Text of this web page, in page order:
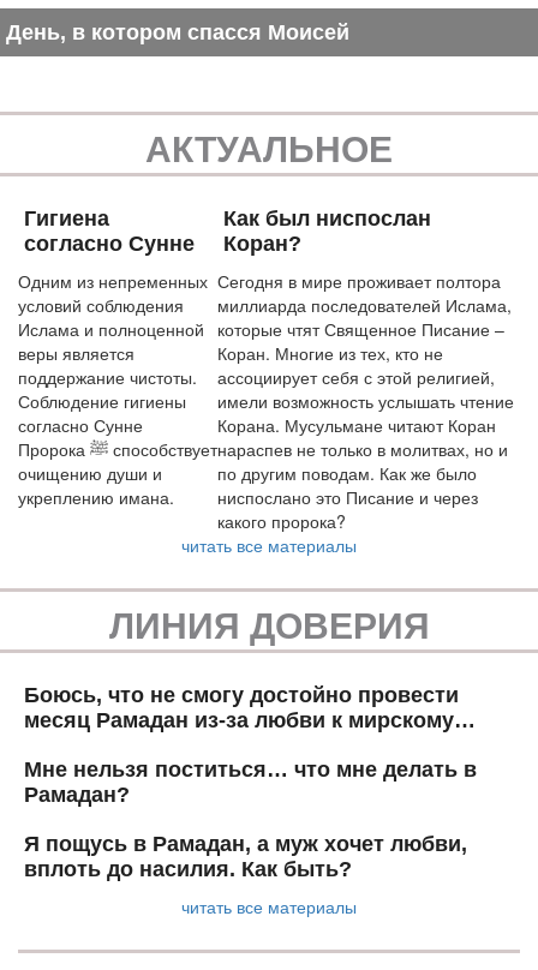
День, в котором спасся Моисей
АКТУАЛЬНОЕ
Гигиена
согласно Сунне
Одним из непременных
условий соблюдения
Ислама и полноценной
веры является
поддержание чистоты.
Соблюдение гигиены
согласно Сунне
Пророка ﷺ способствует
очищению души и
укреплению имана.
Как был ниспослан
Коран?
Сегодня в мире проживает полтора
миллиарда последователей Ислама,
которые чтят Священное Писание –
Коран. Многие из тех, кто не
ассоциирует себя с этой религией,
имели возможность услышать чтение
Корана. Мусульмане читают Коран
нараспев не только в молитвах, но и
по другим поводам. Как же было
ниспослано это Писание и через
какого пророка?
читать все материалы
ЛИНИЯ ДОВЕРИЯ
Боюсь, что не смогу достойно провести
месяц Рамадан из-за любви к мирскому…
Мне нельзя поститься… что мне делать в
Рамадан?
Я пощусь в Рамадан, а муж хочет любви,
вплоть до насилия. Как быть?
читать все материалы